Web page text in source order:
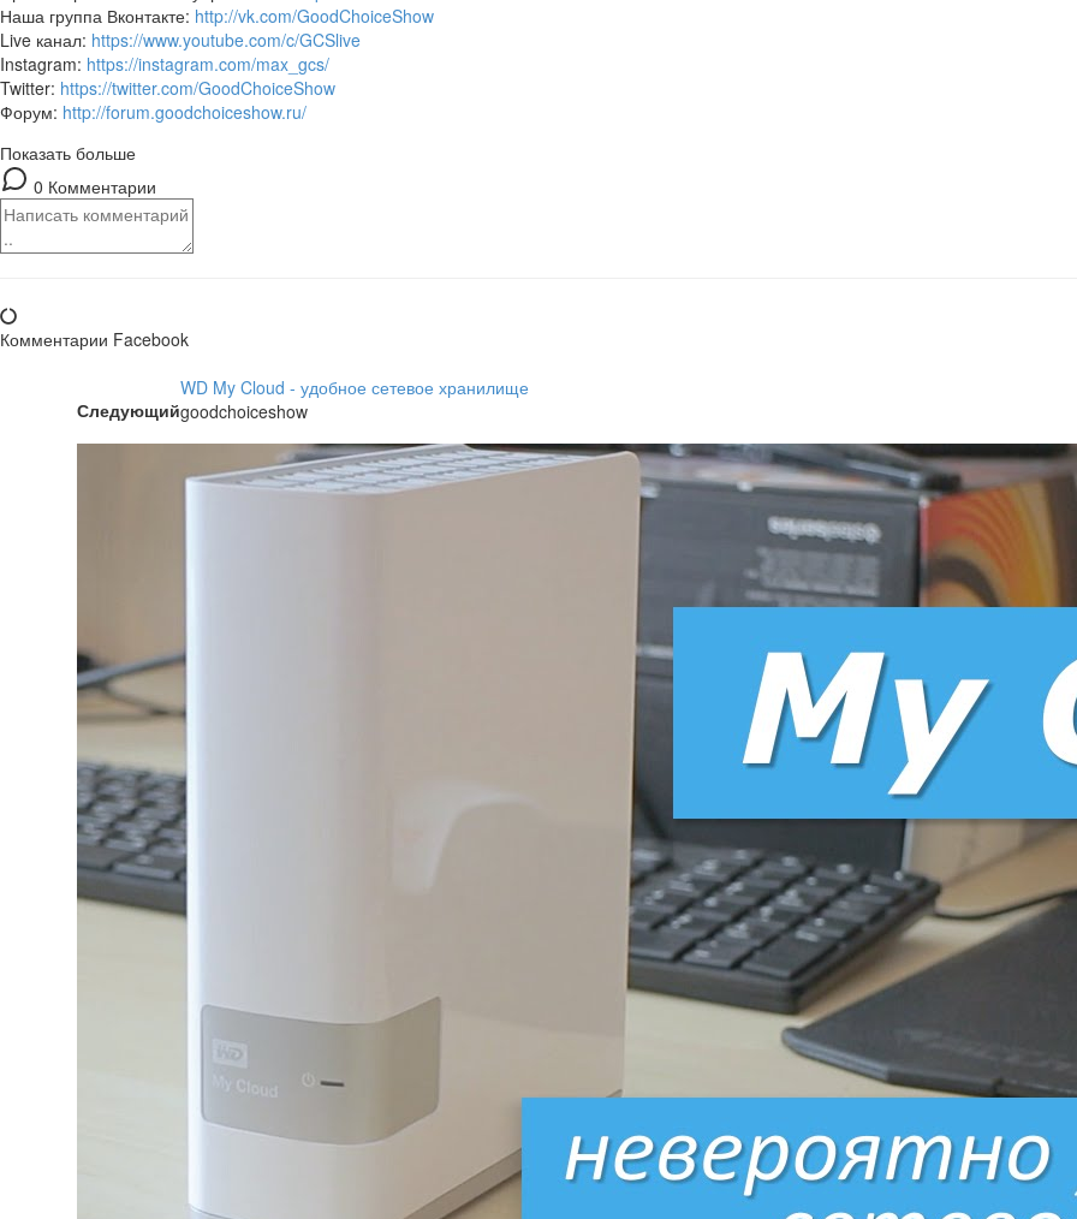
Наша группа Вконтакте: http://vk.com/GoodChoiceShow
Live канал: https://www.youtube.com/c/GCSlive
Instagram: https://instagram.com/max_gcs/
Twitter: https://twitter.com/GoodChoiceShow
Форум: http://forum.goodchoiceshow.ru/
Показать больше
0 Комментарии
Комментарии Facebook
Следующий
WD My Cloud - удобное сетевое хранилище
goodchoiceshow